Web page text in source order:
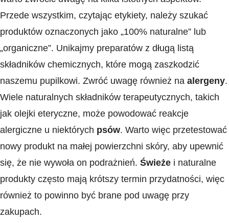
Przede wszystkim, czytając etykiety, należy szukać
produktów oznaczonych ​jako „100% naturalne” lub
„organiczne”. Unikajmy preparatów z długą listą
składników ⁢chemicznych, które mogą zaszkodzić
naszemu ⁤pupilkowi. Zwróć uwagę również na alergeny.
Wiele⁣ naturalnych składników terapeutycznych, takich⁢
jak olejki eteryczne, może powodować‌ reakcje
alergiczne u niektórych psów. Warto więc przetestować
nowy produkt na małej powierzchni skóry, aby upewnić
się, że nie wywoła on podrażnień. Świeże i naturalne
produkty często mają krótszy termin przydatności, więc
również to⁢ powinno być brane pod uwagę przy
zakupach.